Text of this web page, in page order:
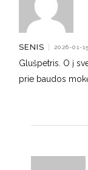
SENIS | 2026-01-15
Glušpetris. O į
prie baudos